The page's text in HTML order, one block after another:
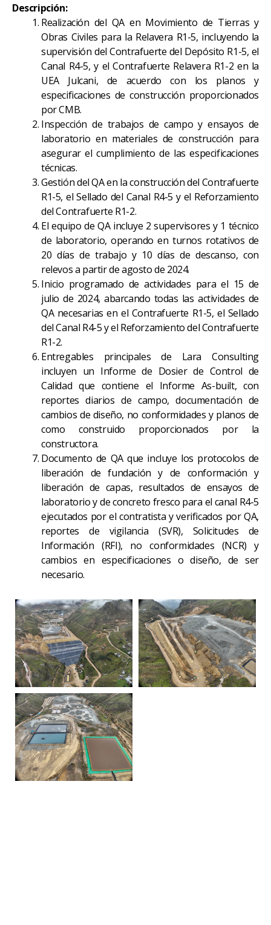
Descripción:
Realización del QA en Movimiento de Tierras y
Obras Civiles para la Relavera R1-5, incluyendo la
supervisión del Contrafuerte del Depósito R1-5, el
Canal R4-5, y el Contrafuerte Relavera R1-2 en la
UEA Julcani, de acuerdo con los planos y
especificaciones de construcción proporcionados
por CMB.
Inspección de trabajos de campo y ensayos de
laboratorio en materiales de construcción para
asegurar el cumplimiento de las especificaciones
técnicas.
Gestión del QA en la construcción del Contrafuerte
R1-5, el Sellado del Canal R4-5 y el Reforzamiento
del Contrafuerte R1-2.
El equipo de QA incluye 2 supervisores y 1 técnico
de laboratorio, operando en turnos rotativos de
20 días de trabajo y 10 días de descanso, con
relevos a partir de agosto de 2024.
Inicio programado de actividades para el 15 de
julio de 2024, abarcando todas las actividades de
QA necesarias en el Contrafuerte R1-5, el Sellado
del Canal R4-5 y el Reforzamiento del Contrafuerte
R1-2.
Entregables principales de Lara Consulting
incluyen un Informe de Dosier de Control de
Calidad que contiene el Informe As-built, con
reportes diarios de campo, documentación de
cambios de diseño, no conformidades y planos de
como construido proporcionados por la
constructora.
Documento de QA que incluye los protocolos de
liberación de fundación y de conformación y
liberación de capas, resultados de ensayos de
laboratorio y de concreto fresco para el canal R4-5
ejecutados por el contratista y verificados por QA,
reportes de vigilancia (SVR), Solicitudes de
Información (RFI), no conformidades (NCR) y
cambios en especificaciones o diseño, de ser
necesario.